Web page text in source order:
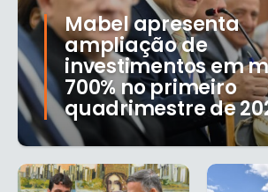
Mabel apresenta
ampliação de
investimentos em
700% no primeiro
quadrimestre de